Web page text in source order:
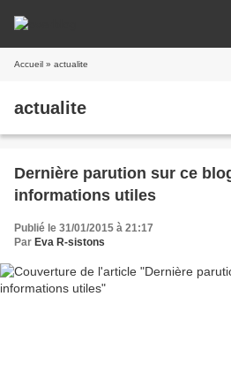
Accueil » actualite
actualite
Dernière parution sur ce
informations utiles
Publié le 31/01/2015 à 21:17
Par Eva R-sistons